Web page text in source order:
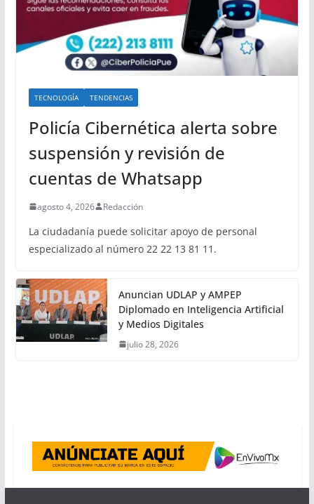
TECNOLOGÍA TENDENCIAS
Policía Cibernética alerta sobre
suspensión y revisión de
cuentas de Whatsapp
agosto 4, 2026 Redacción
La ciudadanía puede solicitar apoyo de personal
especializado al número 22 22 13 81 11.
Anuncian UDLAP y AMPEP
Diplomado en Inteligencia Artificial
y Medios Digitales
julio 28, 2026